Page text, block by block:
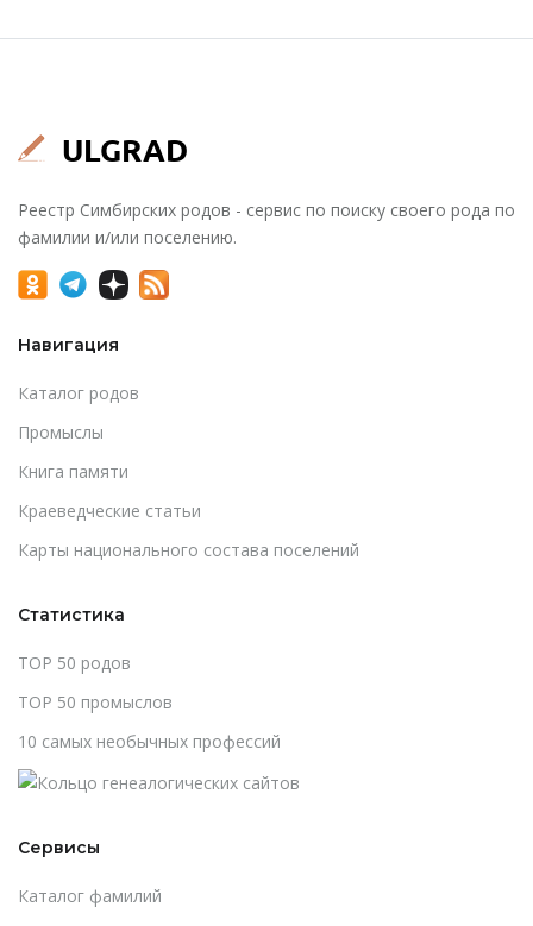
Реестр Симбирских родов - сервис по поиску своего рода по
фамилии и/или поселению.
Навигация
Каталог родов
Промыслы
Книга памяти
Краеведческие статьи
Карты национального состава поселений
Статистика
TOP 50 родов
TOP 50 промыслов
10 самых необычных профессий
Сервисы
Каталог фамилий